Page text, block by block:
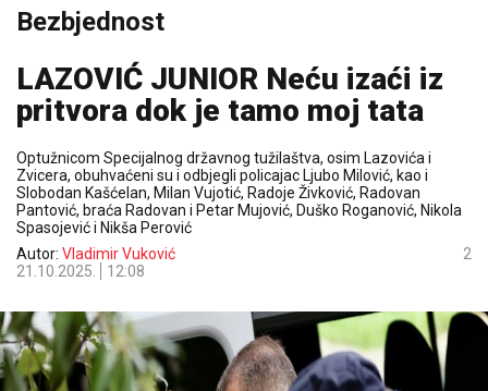
Bezbjednost
LAZOVIĆ JUNIOR Neću izaći iz
pritvora dok je tamo moj tata
Optužnicom Specijalnog državnog tužilaštva, osim Lazovića i
Zvicera, obuhvaćeni su i odbjegli policajac Ljubo Milović, kao i
Slobodan Kašćelan, Milan Vujotić, Radoje Živković, Radovan
Pantović, braća Radovan i Petar Mujović, Duško Roganović, Nikola
Spasojević i Nikša Perović
Autor: Vladimir Vuković
21.10.2025.
12:08
2